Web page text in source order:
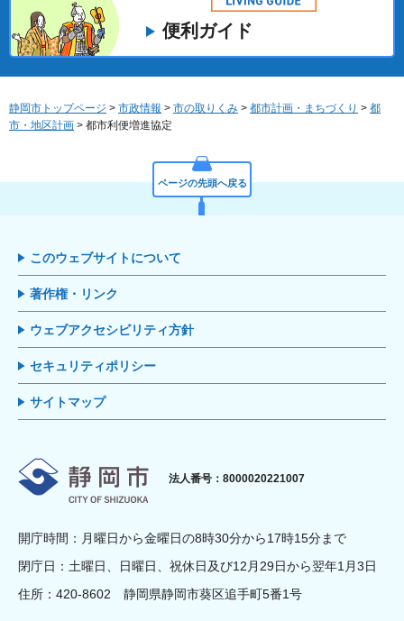
便利ガイド
静岡市トップページ > 市政情報 > 市の取りくみ > 都市計画・まちづくり > 都
市・地区計画 > 都市利便増進協定
ページの先頭へ戻る
このウェブサイトについて
著作権・リンク
ウェブアクセシビリティ方針
セキュリティポリシー
サイトマップ
静岡市
法人番号：8000020221007
開庁時間：月曜日から金曜日の8時30分から17時15分まで
閉庁日：土曜日、日曜日、祝休日及び12月29日から翌年1月3日
住所：420-8602 静岡県静岡市葵区追手町5番1号